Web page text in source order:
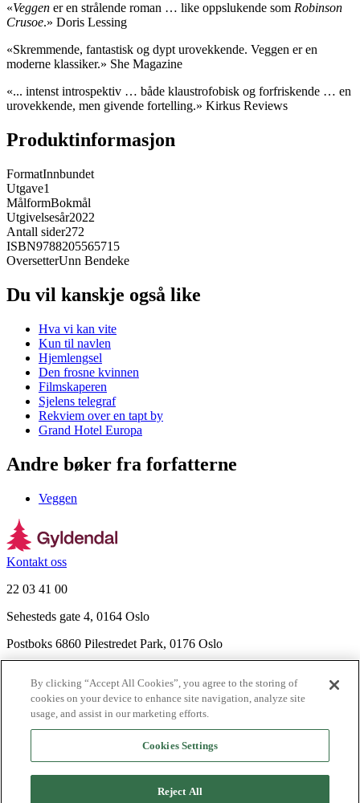
«Veggen er en strålende roman … like oppslukende som Robinson
Crusoe.» Doris Lessing
«Skremmende, fantastisk og dypt urovekkende. Veggen er en
moderne klassiker.» She Magazine
«... intenst introspektiv … både klaustrofobisk og forfriskende … en
urovekkende, men givende fortelling.» Kirkus Reviews
Produktinformasjon
FormatInnbundet
Utgave1
MålformBokmål
Utgivelsesår2022
Antall sider272
ISBN9788205565715
OversetterUnn Bendeke
Du vil kanskje også like
Hva vi kan vite
Kun til navlen
Hjemlengsel
Den frosne kvinnen
Filmskaperen
Sjelens telegraf
Rekviem over en tapt by
Grand Hotel Europa
Andre bøker fra forfatterne
Veggen
Kontakt oss
22 03 41 00
Sehesteds gate 4, 0164 Oslo
Postboks 6860 Pilestredet Park, 0176 Oslo
Nyhetsbrev
Ledige stillinger
Send inn manus
By clicking “Accept All Cookies”, you agree to the storing of
cookies on your device to enhance site navigation, analyze site
usage, and assist in our marketing efforts.
Cookies Settings
Reject All